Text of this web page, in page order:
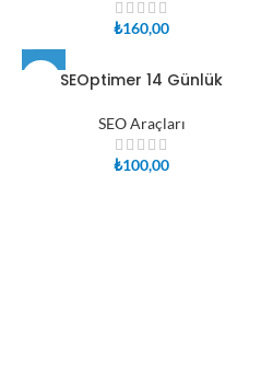
₺160,00
SEOptimer 14 Günlük
SEO Araçları
₺100,00